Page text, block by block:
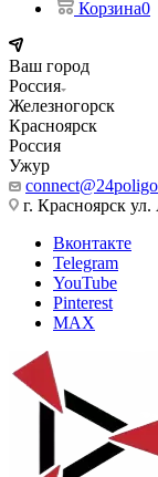
Корзина0
Ваш город
Россия
Железногорск
Красноярск
Россия
Ужур
г. Красноярск ул.
Вконтакте
Telegram
YouTube
Pinterest
MAX